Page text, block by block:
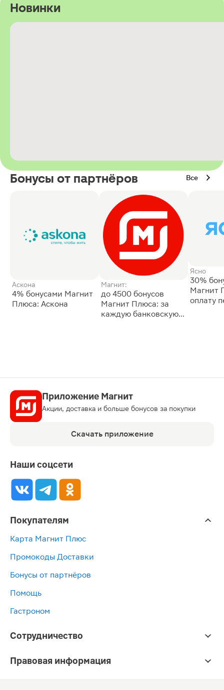
Новинки
Бонусы от партнёров Все
Аскона
4% бонусами Магнит
Плюса: Аскона
Магнит:
до 4500 бонусов
Магнит Плюса: за
каждую банковскую
Ясно
30%
Магнит
оплату
Приложение Магнит
Акции, доставка и больше бонусов за покупки
Скачать приложение
Наши соцсети
Покупателям
Карта Магнит Плюс
Промокоды Доставки
Бонусы от партнёров
Помощь
Гастроном
Сотрудничество
Правовая информация